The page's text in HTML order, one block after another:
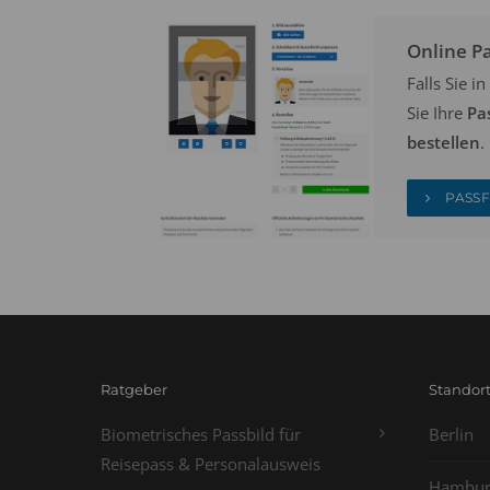
Online
Falls Sie
Sie Ihre
bestellen.
Ratgeber
Biometrisches Passbild für
Reisepass & Personalausweis
Berlin